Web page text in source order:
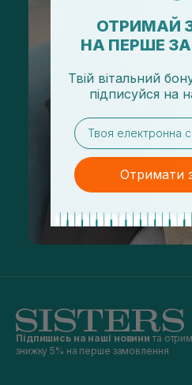
Підпишись на наші новини та
знижку 5% на перше замовлення
ОТРИМАЙ
НА ПЕРШЕ
Твій вітальний
підписуйся на
email
Отримати